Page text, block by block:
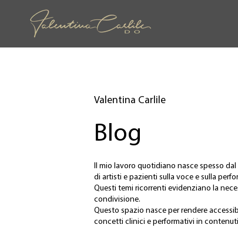
Valentina Carlile
Blog
Il mio lavoro quotidiano nasce spesso
di artisti e pazienti sulla voce e sulla
Questi temi ricorrenti evidenziano la
condivisione.
Questo spazio nasce per rendere
concetti clinici e performativi in